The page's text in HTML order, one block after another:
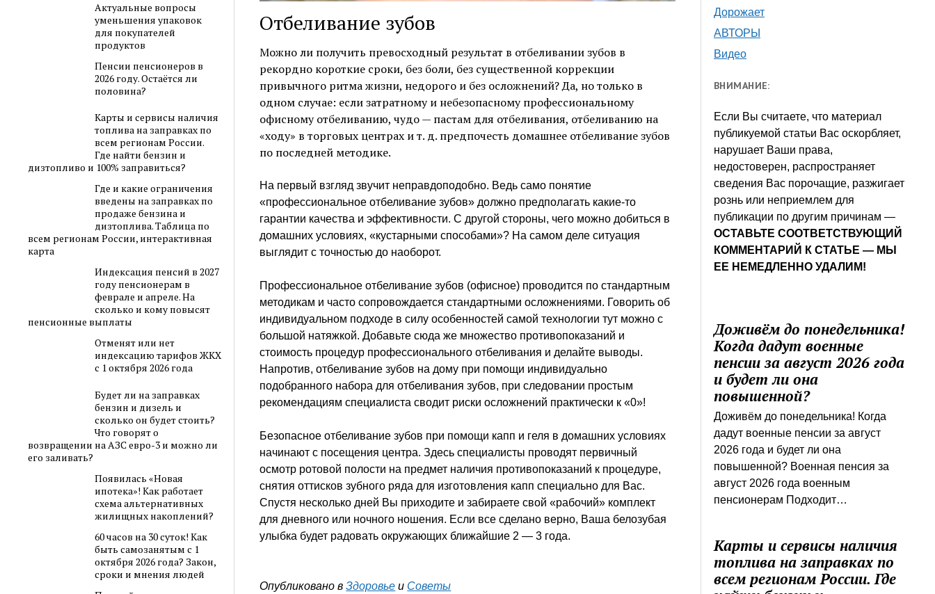
Актуальные вопросы
уменьшения упаковок
для покупателей
продуктов
Пенсии пенсионеров в
2026 году. Остаётся ли
половина?
Карты и сервисы наличия
топлива на заправках по
всем регионам России.
Где найти бензин и
дизтопливо и 100% заправиться?
Где и какие ограничения
введены на заправках по
продаже бензина и
дизтоплива. Таблица по
всем регионам России, интерактивная
карта
Индексация пенсий в 2027
году пенсионерам в
феврале и апреле. На
сколько и кому повысят
пенсионные выплаты
Отменят или нет
индексацию тарифов ЖКХ
с 1 октября 2026 года
Будет ли на заправках
бензин и дизель и
сколько он будет стоить?
Что говорят о
возвращении на АЗС евро-3 и можно ли
его заливать?
Появилась «Новая
ипотека»! Как работает
схема альтернативных
жилищных накоплений?
60 часов на 30 суток! Как
быть самозанятым с 1
октября 2026 года? Закон,
сроки и мнения людей
Отбеливание зубов
Можно ли получить превосходный результат в отбеливании зубов в
рекордно короткие сроки, без боли, без существенной коррекции
привычного ритма жизни, недорого и без осложнений? Да, но только в
одном случае: если затратному и небезопасному профессиональному
офисному отбеливанию, чудо — пастам для отбеливания, отбеливанию на
«ходу» в торговых центрах и т. д. предпочесть домашнее отбеливание зубов
по последней методике.
На первый взгляд звучит неправдоподобно. Ведь само понятие
«профессиональное отбеливание зубов» должно предполагать какие-то
гарантии качества и эффективности. С другой стороны, чего можно добиться в
домашних условиях, «кустарными способами»? На самом деле ситуация
выглядит с точностью до наоборот.
Профессиональное отбеливание зубов (офисное) проводится по стандартным
методикам и часто сопровождается стандартными осложнениями. Говорить об
индивидуальном подходе в силу особенностей самой технологии тут можно с
большой натяжкой. Добавьте сюда же множество противопоказаний и
стоимость процедур профессионального отбеливания и делайте выводы.
Напротив, отбеливание зубов на дому при помощи индивидуально
подобранного набора для отбеливания зубов, при следовании простым
рекомендациям специалиста сводит риски осложнений практически к «0»!
Безопасное отбеливание зубов при помощи капп и геля в домашних условиях
начинают с посещения центра. Здесь специалисты проводят первичный
осмотр ротовой полости на предмет наличия противопоказаний к процедуре,
снятия оттисков зубного ряда для изготовления капп специально для Вас.
Спустя несколько дней Вы приходите и забираете свой «рабочий» комплект
для дневного или ночного ношения. Если все сделано верно, Ваша белозубая
улыбка будет радовать окружающих ближайшие 2 — 3 года.
Опубликовано в Здоровье и Советы
Дорожает
АВТОРЫ
Видео
ВНИМАНИЕ:
Если Вы считаете, что материал
публикуемой статьи Вас оскорбляет,
нарушает Ваши права,
недостоверен, распространяет
сведения Вас порочащие, разжигает
рознь или неприемлем для
публикации по другим причинам —
ОСТАВЬТЕ СООТВЕТСТВУЮЩИЙ
КОММЕНТАРИЙ К СТАТЬЕ — МЫ
ЕЕ НЕМЕДЛЕННО УДАЛИМ!
Доживём до понедельника!
Когда дадут военные
пенсии за август 2026 года
и будет ли она
повышенной?
Доживём до понедельника! Когда
дадут военные пенсии за август
2026 года и будет ли она
повышенной? Военная пенсия за
август 2026 года военным
пенсионерам Подходит…
Карты и сервисы наличия
топлива на заправках по
всем регионам России. Где